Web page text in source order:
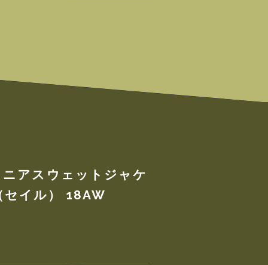
アスウェットジャケ
イル） 18AW